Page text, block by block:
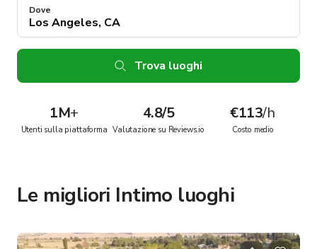
Dove
Trova luoghi
1M+
Utenti sulla piattaforma
4.8/5
Valutazione su Reviews.io
€113/h
Costo medio
Le migliori Intimo luoghi